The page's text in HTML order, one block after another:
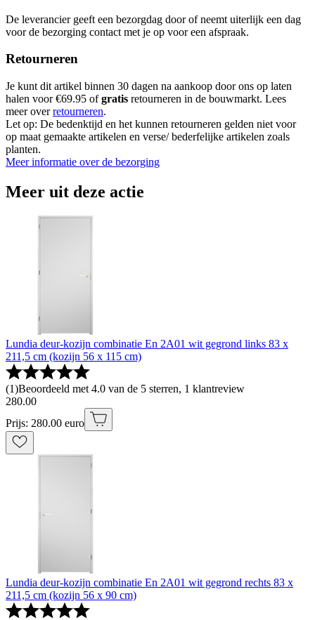
De leverancier geeft een bezorgdag door of neemt uiterlijk een dag
voor de bezorging contact met je op voor een afspraak.
Retourneren
Je kunt dit artikel binnen 30 dagen na aankoop door ons op laten
halen voor €69.95 ofgratis retourneren in de bouwmarkt. Lees
meer overretourneren.
Let op: De bedenktijd en het kunnen retourneren gelden niet voor
op maat gemaakte artikelen en verse/ bederfelijke artikelen zoals
planten.
Meer informatie over de bezorging
Meer uit deze actie
Lundia deur-kozijn combinatie En 2A01 wit gegrond links 83 x
211,5 cm (kozijn 56 x 115 cm)
(1)Beoordeeld met 4.0 van de 5 sterren, 1 klantreview
280.00
Prijs: 280.00 euro
Lundia deur-kozijn combinatie En 2A01 wit gegrond rechts 83 x
211,5 cm (kozijn 56 x 90 cm)